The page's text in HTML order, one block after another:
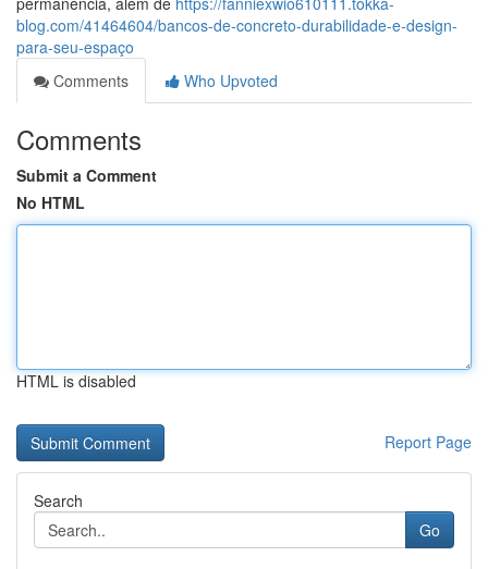
blog.com/41464604/bancos-de-concreto-durabilidade-e-design-
para-seu-espaço
Comments
Who Upvoted
Comments
Submit a Comment
No HTML
HTML is disabled
Report Page
Search
Go